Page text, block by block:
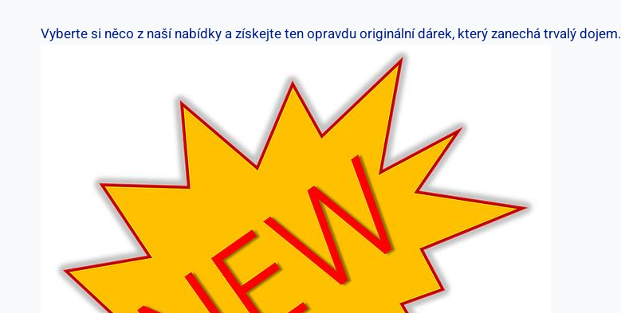
Vyberte si něco z‍ naší nabídky a⁣ získejte ten opravdu originální dárek, ⁢který zanechá trvalý dojem.